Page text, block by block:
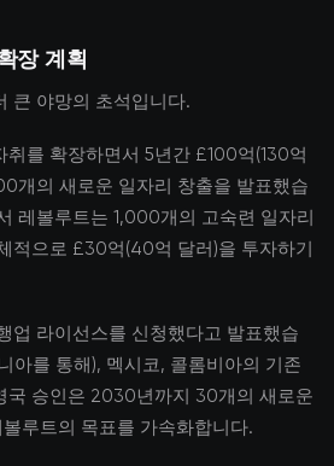
장 계획
큰 야망의 초석입니다.
취를 확장하면서 5년간 £100억(130억
개의 새로운 일자리 창출을 발표했습
레볼루트는 1,000개의 고숙련 일자리
적으로 £30억(40억 달러)을 투자하기
업 라이선스를 신청했다고 발표했습
아를 통해), 멕시코, 콜롬비아의 기존
국 승인은 2030년까지 30개의 새로운
루트의 목표를 가속화합니다.